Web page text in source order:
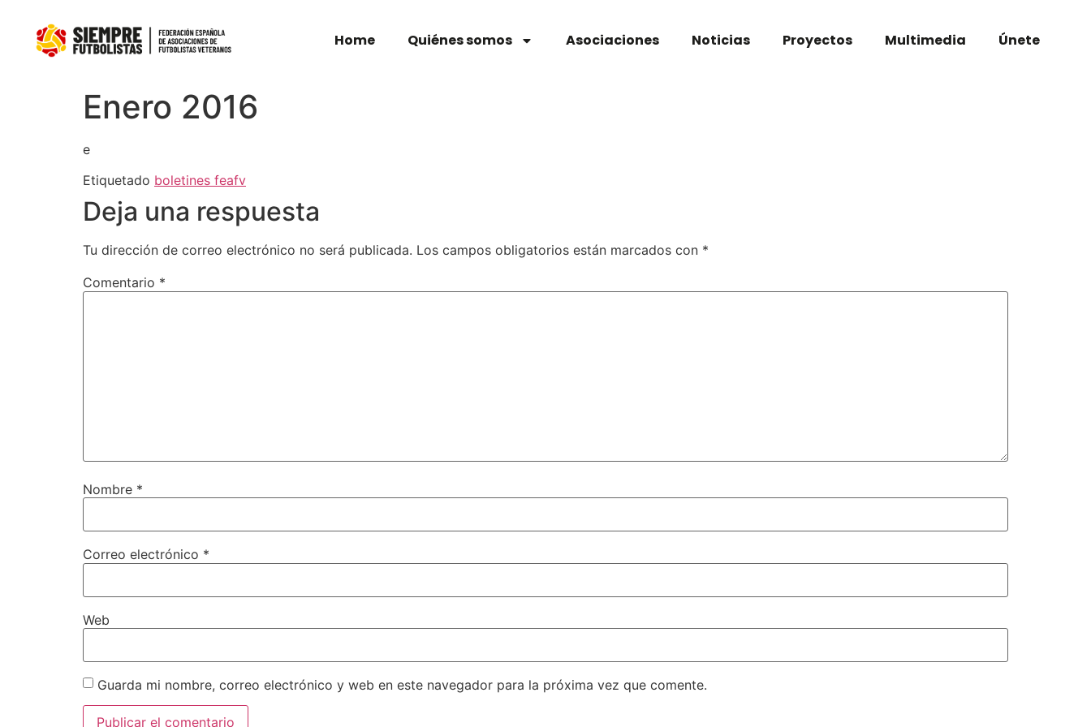
Home Quiénes somos Asociaciones Noticias Proyectos Multimedia Únete
Enero 2016
e
Etiquetado boletines feafv
Deja una respuesta
Tu dirección de correo electrónico no será publicada. Los campos obligatorios están marcados con *
Comentario *
Nombre *
Correo electrónico *
Web
Guarda mi nombre, correo electrónico y web en este navegador para la próxima vez que comente.